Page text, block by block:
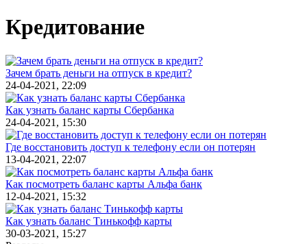
Кредитование
Зачем брать деньги на отпуск в кредит?
24-04-2021, 22:09
Как узнать баланс карты Сбербанка
24-04-2021, 15:30
Где восстановить доступ к телефону если он потерян
13-04-2021, 22:07
Как посмотреть баланс карты Альфа банк
12-04-2021, 15:32
Как узнать баланс Тинькофф карты
30-03-2021, 15:27